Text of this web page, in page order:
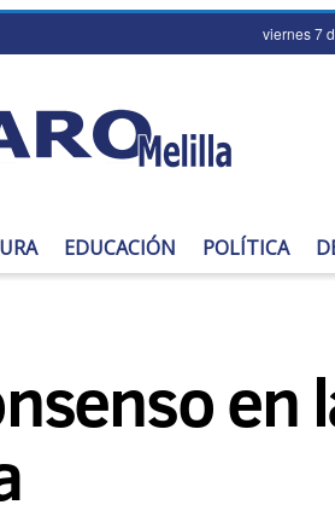
viernes 7
EDUCACIÓN POLÍTICA
en